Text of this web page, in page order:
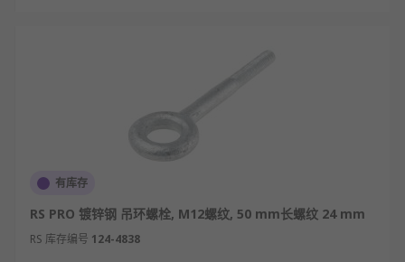
有库存
RS PRO 镀锌钢 吊环螺栓, M12螺纹, 50 mm长螺纹 24 mm
RS 库存编号 124-4838